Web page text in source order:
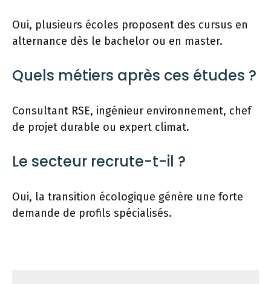
Oui, plusieurs écoles proposent des cursus en
alternance dès le bachelor ou en master.
Quels métiers après ces études ?
Consultant RSE, ingénieur environnement, chef
de projet durable ou expert climat.
Le secteur recrute-t-il ?
Oui, la transition écologique génère une forte
demande de profils spécialisés.